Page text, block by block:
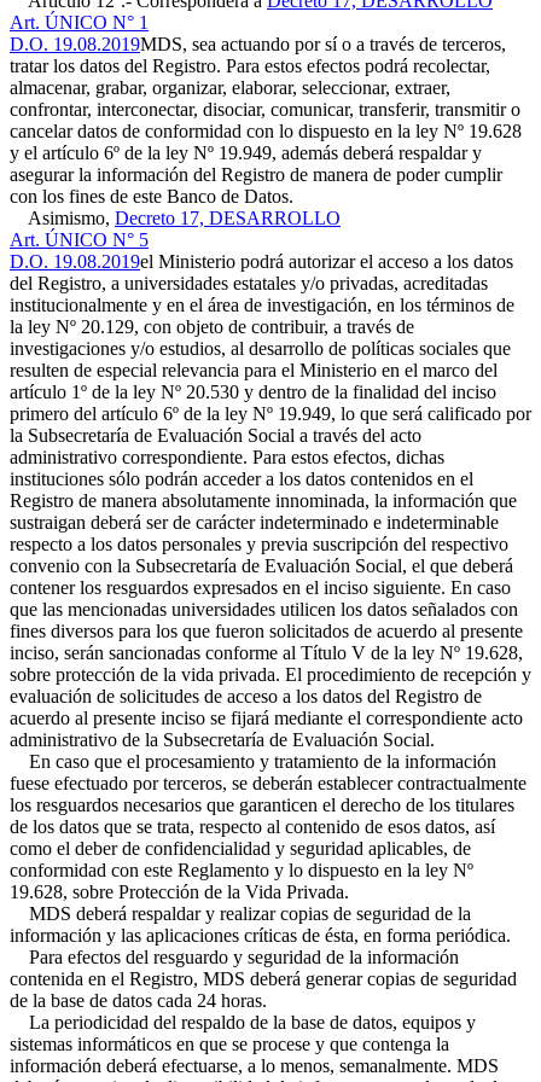
Art. ÚNICO N° 1
D.O. 19.08.2019MDS, sea actuando por sí o a través de terceros,
tratar los datos del Registro. Para estos efectos podrá recolectar,
almacenar, grabar, organizar, elaborar, seleccionar, extraer,
confrontar, interconectar, disociar, comunicar, transferir, transmitir o
cancelar datos de conformidad con lo dispuesto en la ley Nº 19.628
y el artículo 6º de la ley Nº 19.949, además deberá respaldar y
asegurar la información del Registro de manera de poder cumplir
con los fines de este Banco de Datos.
Asimismo, Decreto 17, DESARROLLO
Art. ÚNICO N° 5
D.O. 19.08.2019el Ministerio podrá autorizar el acceso a los datos
del Registro, a universidades estatales y/o privadas, acreditadas
institucionalmente y en el área de investigación, en los términos de
la ley Nº 20.129, con objeto de contribuir, a través de
investigaciones y/o estudios, al desarrollo de políticas sociales que
resulten de especial relevancia para el Ministerio en el marco del
artículo 1º de la ley Nº 20.530 y dentro de la finalidad del inciso
primero del artículo 6º de la ley Nº 19.949, lo que será calificado por
la Subsecretaría de Evaluación Social a través del acto
administrativo correspondiente. Para estos efectos, dichas
instituciones sólo podrán acceder a los datos contenidos en el
Registro de manera absolutamente innominada, la información que
sustraigan deberá ser de carácter indeterminado e indeterminable
respecto a los datos personales y previa suscripción del respectivo
convenio con la Subsecretaría de Evaluación Social, el que deberá
contener los resguardos expresados en el inciso siguiente. En caso
que las mencionadas universidades utilicen los datos señalados con
fines diversos para los que fueron solicitados de acuerdo al presente
inciso, serán sancionadas conforme al Título V de la ley Nº 19.628,
sobre protección de la vida privada. El procedimiento de recepción y
evaluación de solicitudes de acceso a los datos del Registro de
acuerdo al presente inciso se fijará mediante el correspondiente acto
administrativo de la Subsecretaría de Evaluación Social.
En caso que el procesamiento y tratamiento de la información
fuese efectuado por terceros, se deberán establecer contractualmente
los resguardos necesarios que garanticen el derecho de los titulares
de los datos que se trata, respecto al contenido de esos datos, así
como el deber de confidencialidad y seguridad aplicables, de
conformidad con este Reglamento y lo dispuesto en la ley Nº
19.628, sobre Protección de la Vida Privada.
MDS deberá respaldar y realizar copias de seguridad de la
información y las aplicaciones críticas de ésta, en forma periódica.
Para efectos del resguardo y seguridad de la información
contenida en el Registro, MDS deberá generar copias de seguridad
de la base de datos cada 24 horas.
La periodicidad del respaldo de la base de datos, equipos y
sistemas informáticos en que se procese y que contenga la
información deberá efectuarse, a lo menos, semanalmente. MDS